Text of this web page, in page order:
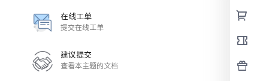
在线工单
提交在线工单
建议提交
查看本主题的文档